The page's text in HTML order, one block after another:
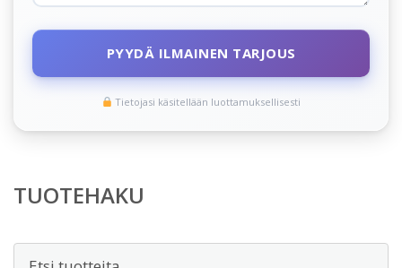
PYYDÄ ILMAINEN TARJOUS
Tietojasi käsitellään luottamuksellisesti
TUOTEHAKU